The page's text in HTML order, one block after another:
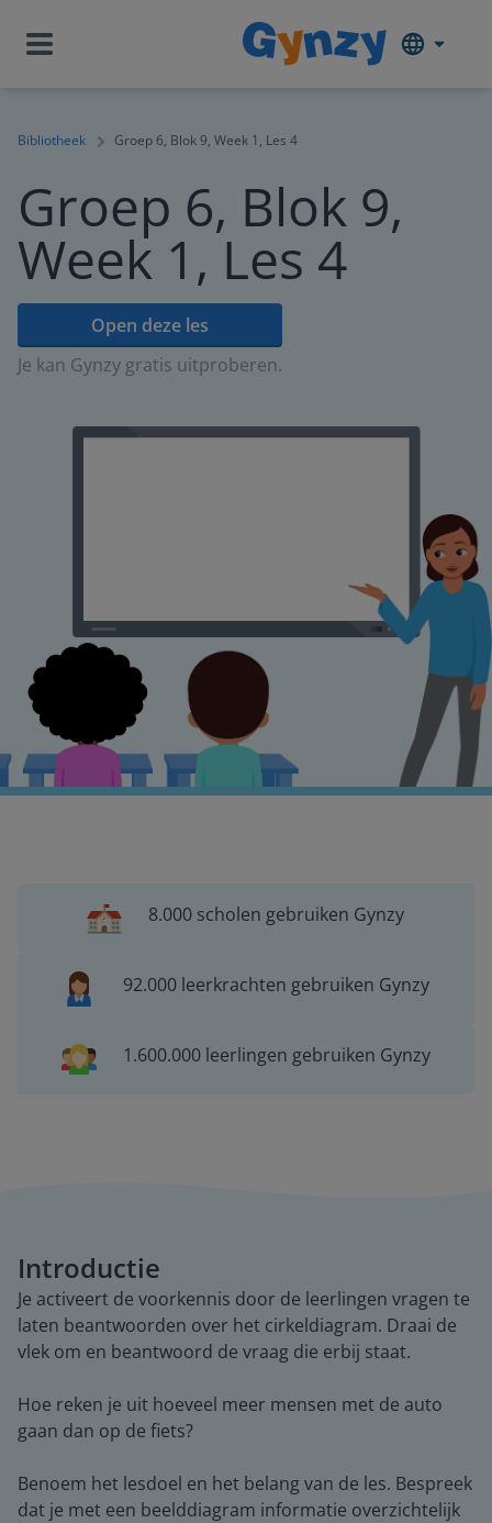
Bibliotheek Groep 6, Blok 9, Week 1, Les 4
Groep 6, Blok 9,
Week 1, Les 4
Open deze les
Je kan Gynzy gratis uitproberen.
8.000 scholen gebruiken Gynzy
92.000 leerkrachten gebruiken Gynzy
1.600.000 leerlingen gebruiken Gynzy
Introductie
Je activeert de voorkennis door de leerlingen vragen te
laten beantwoorden over het cirkeldiagram. Draai de
vlek om en beantwoord de vraag die erbij staat.
Hoe reken je uit hoeveel meer mensen met de auto
gaan dan op de fiets?
Benoem het lesdoel en het belang van de les. Bespreek
dat je met een beelddiagram informatie overzichtelijk